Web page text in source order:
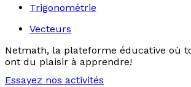
Trigonométrie
Vecteurs
Netmath, la plateforme éducative où
ont du plaisir à apprendre!
Essayez nos activités